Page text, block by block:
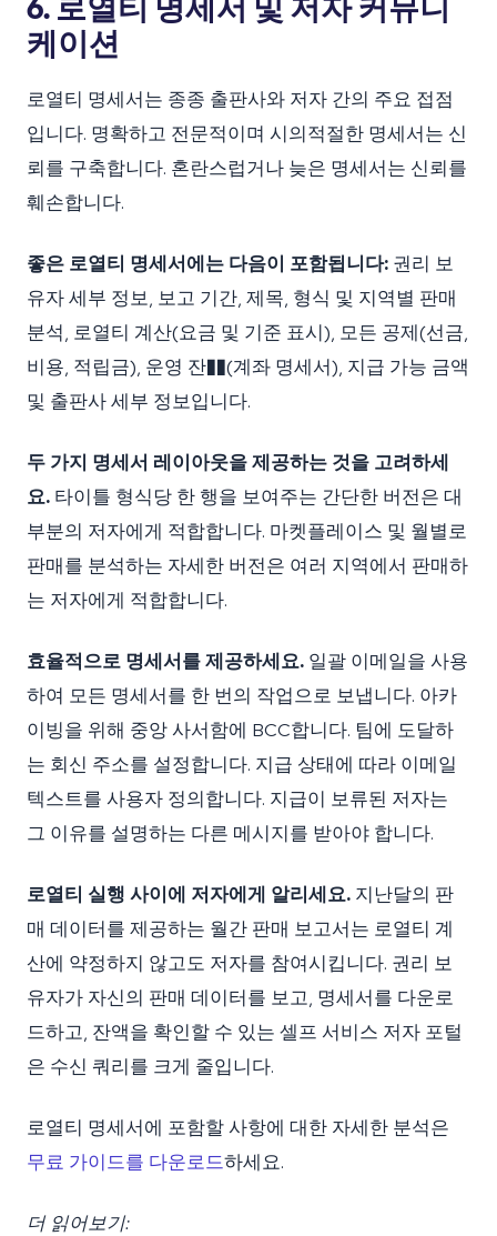
6. 로열티 명세서 및 저자 커뮤니
케이션
로열티 명세서는 종종 출판사와 저자 간의 주요 접점
입니다. 명확하고 전문적이며 시의적절한 명세서는 신
뢰를 구축합니다. 혼란스럽거나 늦은 명세서는 신뢰를
훼손합니다.
좋은 로열티 명세서에는 다음이 포함됩니다: 권리 보
유자 세부 정보, 보고 기간, 제목, 형식 및 지역별 판매
분석, 로열티 계산(요금 및 기준 표시), 모든 공제(선금,
비용, 적립금), 운영 잔��(계좌 명세서), 지급 가능 금액
및 출판사 세부 정보입니다.
두 가지 명세서 레이아웃을 제공하는 것을 고려하세
요. 타이틀 형식당 한 행을 보여주는 간단한 버전은 대
부분의 저자에게 적합합니다. 마켓플레이스 및 월별로
판매를 분석하는 자세한 버전은 여러 지역에서 판매하
는 저자에게 적합합니다.
효율적으로 명세서를 제공하세요. 일괄 이메일을 사용
하여 모든 명세서를 한 번의 작업으로 보냅니다. 아카
이빙을 위해 중앙 사서함에 BCC합니다. 팀에 도달하
는 회신 주소를 설정합니다. 지급 상태에 따라 이메일
텍스트를 사용자 정의합니다. 지급이 보류된 저자는
그 이유를 설명하는 다른 메시지를 받아야 합니다.
로열티 실행 사이에 저자에게 알리세요. 지난달의 판
매 데이터를 제공하는 월간 판매 보고서는 로열티 계
산에 약정하지 않고도 저자를 참여시킵니다. 권리 보
유자가 자신의 판매 데이터를 보고, 명세서를 다운로
드하고, 잔액을 확인할 수 있는 셀프 서비스 저자 포털
은 수신 쿼리를 크게 줄입니다.
로열티 명세서에 포함할 사항에 대한 자세한 분석은
무료 가이드를 다운로드하세요.
더 읽어보기: